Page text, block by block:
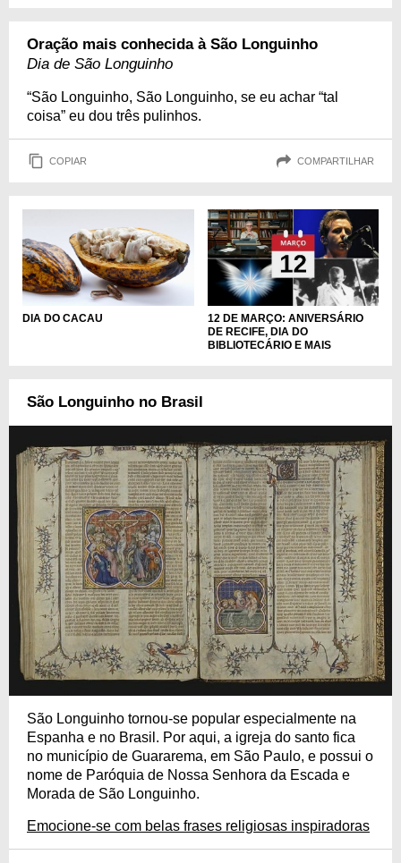
Oração mais conhecida à São Longuinho
Dia de São Longuinho
“São Longuinho, São Longuinho, se eu achar “tal
coisa” eu dou três pulinhos.
COPIAR COMPARTILHAR
DIA DO CACAU
12 DE MARÇO: ANIVERSÁRIO
DE RECIFE, DIA DO
BIBLIOTECÁRIO E MAIS
São Longuinho no Brasil
São Longuinho tornou-se popular especialmente na
Espanha e no Brasil. Por aqui, a igreja do santo fica
no município de Guararema, em São Paulo, e possui o
nome de Paróquia de Nossa Senhora da Escada e
Morada de São Longuinho.
Emocione-se com belas frases religiosas inspiradoras